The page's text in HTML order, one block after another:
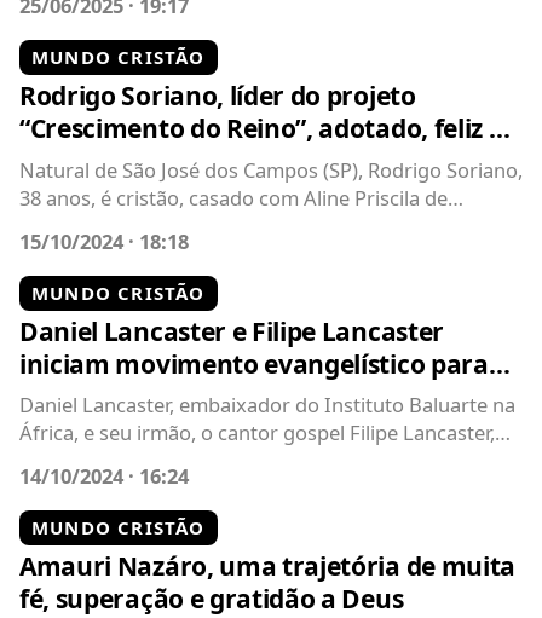
25/06/2025 · 19:17
MUNDO CRISTÃO
Rodrigo Soriano, líder do projeto
“Crescimento do Reino”, adotado, feliz e
realizado
Natural de São José dos Campos (SP), Rodrigo Soriano,
38 anos, é cristão, casado com Aline Priscila de
15/10/2024 · 18:18
MUNDO CRISTÃO
Daniel Lancaster e Filipe Lancaster
iniciam movimento evangelístico para
homens em Alphaville
Daniel Lancaster, embaixador do Instituto Baluarte na
África, e seu irmão, o cantor gospel Filipe Lancaster,
14/10/2024 · 16:24
MUNDO CRISTÃO
Amauri Nazáro, uma trajetória de muita
fé, superação e gratidão a Deus